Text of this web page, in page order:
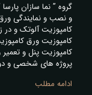
گروه ” نما سازان
و نصب و نمایندگی
کامپوزیت آلوتک و در
کامپوزیت پنل و تعمیر
پروژه های شخصی و
ادامه مطلب